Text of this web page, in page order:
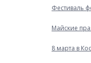
Фестиваль
Майские
8 марта в